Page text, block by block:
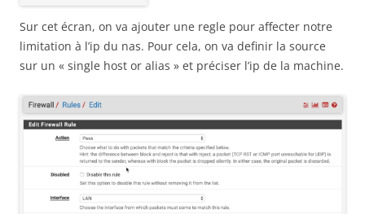
Sur cet écran, on va ajouter une regle pour affecter notre
limitation à l’ip du nas. Pour cela, on va definir la source
sur un « single host or alias » et préciser l’ip de la machine.